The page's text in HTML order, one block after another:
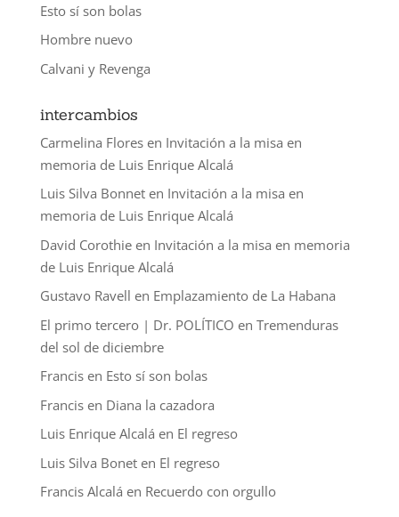
Esto sí son bolas
Hombre nuevo
Calvani y Revenga
intercambios
Carmelina Floresen Invitación a la misa en
memoria de Luis Enrique Alcalá
Luis Silva Bonneten Invitación a la misa en
memoria de Luis Enrique Alcalá
David Corothieen Invitación a la misa en memoria
de Luis Enrique Alcalá
Gustavo Ravell en Emplazamiento de La Habana
El primo tercero | Dr. POLÍTICO en Tremenduras
del sol de diciembre
Francisen Esto sí son bolas
Francisen Diana la cazadora
Luis Enrique Alcalá en El regreso
Luis Silva Boneten El regreso
Francis Alcalá en Recuerdo con orgullo